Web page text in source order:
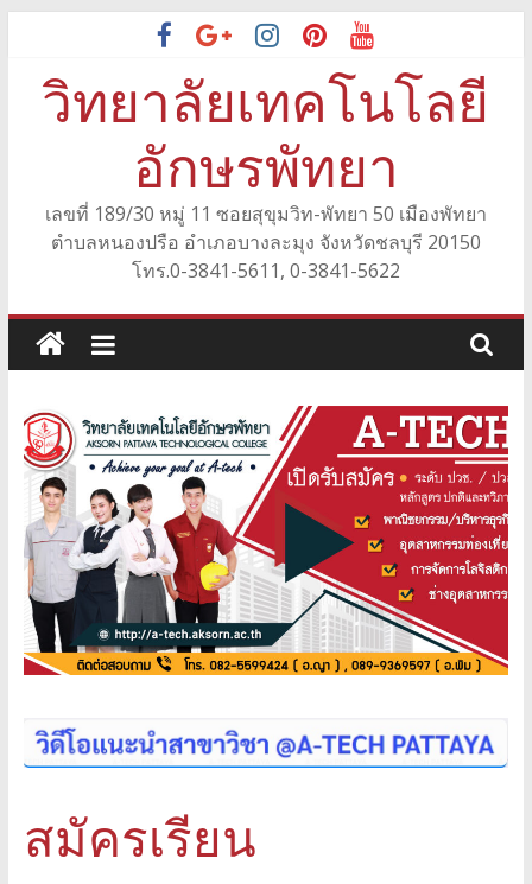
contentวิทยาลัยเทคโนโลยี
อักษรพัทยา
เลขที่ 189/30 หมู่ 11 ซอยสุขุมวิท-พัทยา 50 เมืองพัทยา
ตำบลหนองปรือ อำเภอบางละมุง จังหวัดชลบุรี 20150
โทร.0-3841-5611, 0-3841-5622
สมัครเรียน